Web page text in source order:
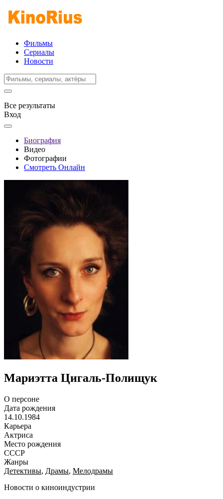
Фильмы
Сериалы
Новости
Все результаты
Вход
Биография
Видео
Фотографии
Смотреть Онлайн
Мариэтта Цигаль-Полищук
О персоне
Дата рождения
14.10.1984
Карьера
Актриса
Место рождения
СССР
Жанры
Детективы, Драмы, Мелодрамы
Новости о киноиндустрии